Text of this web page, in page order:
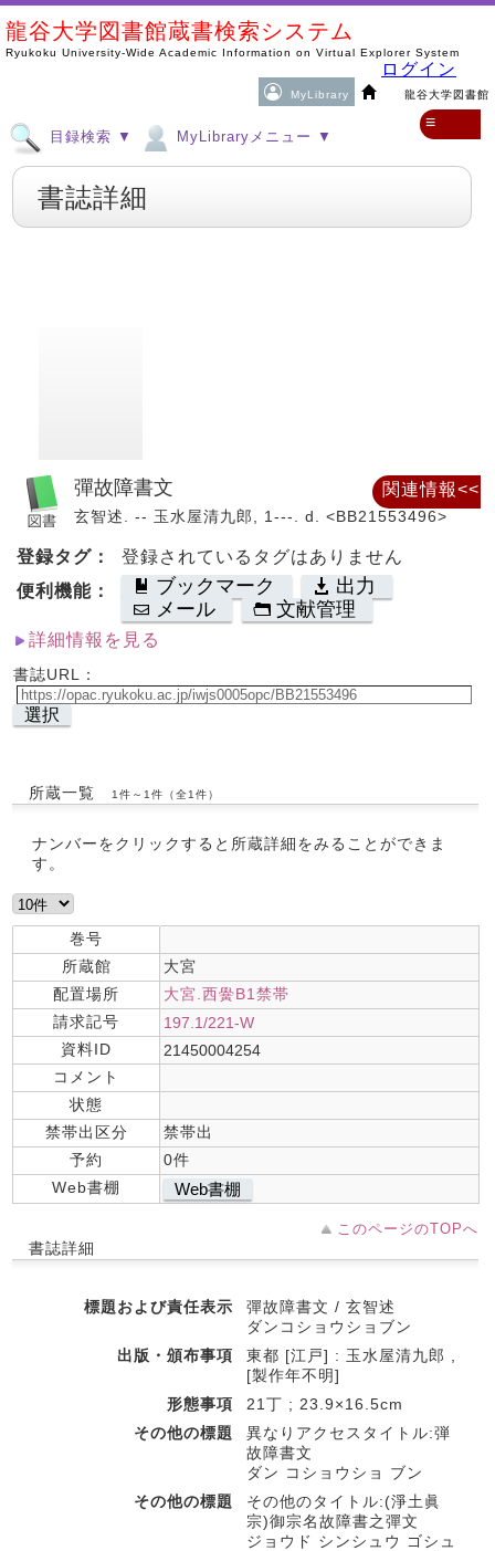
龍谷大学図書館蔵書検索システム
Ryukoku University-Wide Academic Information on Virtual Explorer System
MyLibrary 龍谷大学図書館
ログイン
目録検索 ▼ MyLibraryメニュー ▼
≡
書誌詳細
彈故障書文
玄智述. -- 玉水屋清九郎, 1---. d. <BB21553496>
登録タグ：
登録されているタグはありません
便利機能：
ブックマーク
出力
メール
文献管理
詳細情報を見る
書誌URL：
選択
所蔵一覧 1件～1件（全1件）
ナンバーをクリックすると所蔵詳細をみることができま
す。
巻号
所蔵館
大宮
配置場所
大宮.西黌B1禁帯
請求記号
197.1/221-W
資料ID
21450004254
コメント
状態
禁帯出区分
禁帯出
予約
0件
Web書棚
Web書棚
このページのTOPへ
書誌詳細
標題および責任表示
彈故障書文 / 玄智述
ダンコショウショブン
出版・頒布事項
東都 [江戸] : 玉水屋清九郎 ,
[製作年不明]
形態事項
21丁 ; 23.9×16.5cm
その他の標題
異なりアクセスタイトル:弾
故障書文
ダン コショウショ ブン
その他の標題
その他のタイトル:(淨土眞
宗)御宗名故障書之彈文
ジョウド シンシュウ ゴシュ
関連情報<<